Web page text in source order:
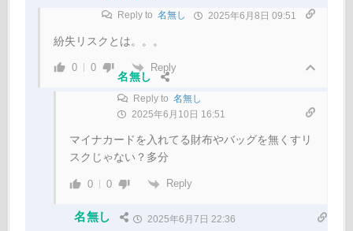
Reply to 名無し 2025年6月8日 09:51
紛失リスクとは。。。
0 0 Reply
名無し
Reply to 名無し
2025年6月10日 16:51
マイナカードを入れてる財布やバッグを無くすリ
スクじゃない？多分
0 0 Reply
名無し 2025年6月7日 22:36